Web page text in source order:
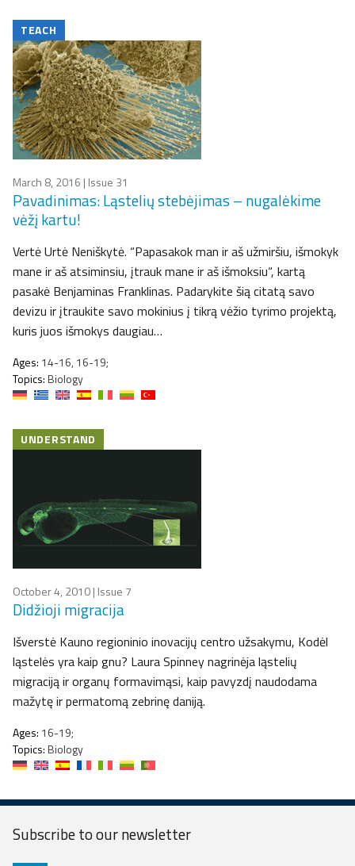
TEACH
March 8, 2016 | Issue 31
Pavadinimas: Ląstelių stebėjimas – nugalėkime
vėžį kartu!
Vertė Urtė Neniškytė. “Papasakok man ir aš užmiršiu, išmokyk
mane ir aš atsiminsiu, įtrauk mane ir aš išmoksiu“, kartą
pasakė Benjaminas Franklinas. Padarykite šią citatą savo
devizu ir įtraukite savo mokinius į tikrą vėžio tyrimo projektą,
kuris juos išmokys daugiau…
Ages: 14-16, 16-19;
Topics:Biology
UNDERSTAND
October 4, 2010| Issue 7
Didžioji migracija
Išverstė Kauno regioninio inovacijų centro užsakymu, Kodėl
ląstelės yra kaip gnu? Laura Spinney nagrinėja ląstelių
migraciją ir organų formavimąsi, kaip pavyzdį naudodama
mažytę ir permatomą zebrinę daniją.
Ages: 16-19;
Topics:Biology
Subscribe to ournewsletter